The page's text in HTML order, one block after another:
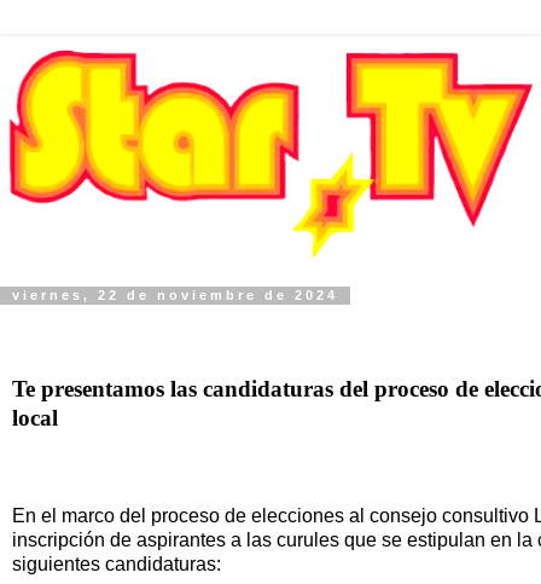
viernes, 22 de noviembre de 2024
Te presentamos las candidaturas del proceso de
local
En el marco del proceso de elecciones al consejo consultivo
inscripción de aspirantes a las curules que se estipulan en
siguientes candidaturas: